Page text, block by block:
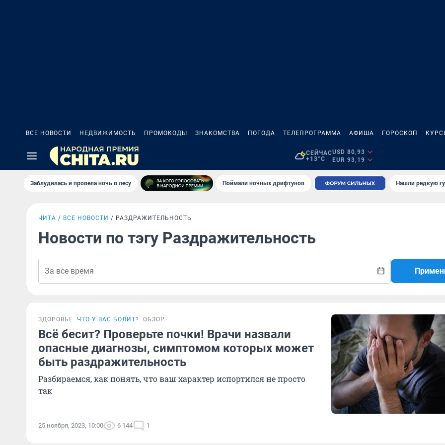
ВСЕ НОВОСТИ НЕДВИЖИМОСТЬ ПРОМОКОДЫ ЗНАКОМСТВА ПОГОДА ТЕЛЕПРОГРАММА АФИША ГОРОСКОП
СЕЙЧАС
+13°C
USD 80,93
EUR 93,19
Заблудилась и провела ночь в лесу Поймали ночных дрифтунов Нашли редкую
ЧИТА ВСЕ НОВОСТИ РАЗДРАЖИТЕЛЬНОСТЬ
Новости по тэгу Раздражительность
ЗДОРОВЬЕ ЧТО У ВАС БОЛИТ? ОБЗОР
Всё бесит? Проверьте почки! Врачи назвали
опасные диагнозы, симптомом которых может
быть раздражительность
Разбираемся, как понять, что ваш характер испортился не просто
так
25 ноября, 2023, 10:00 6 144 1